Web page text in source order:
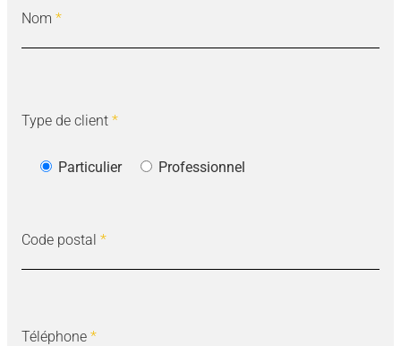
Nom *
Type de client *
Particulier Professionnel
Code postal *
Téléphone *